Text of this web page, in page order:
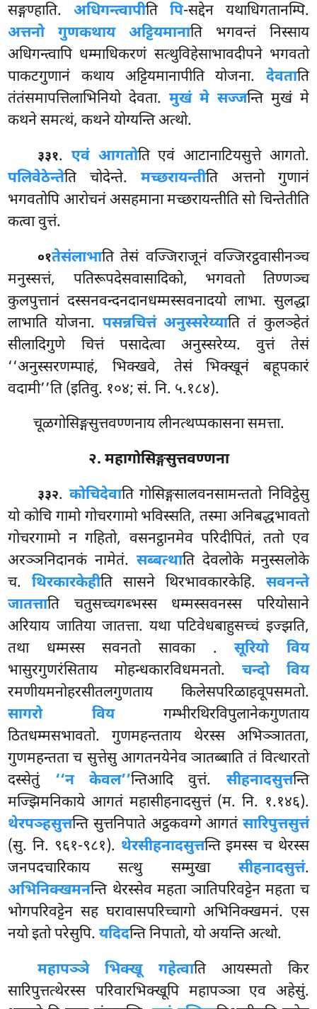
सङ्गण्हाति.अधिगन्त्वापीति पि-सद्देन यथाधिगतानम्पि.
अत्तनो गुणकथाय अट्टियमानाति भगवन्तं निस्साय
अधिगन्त्वापि धम्माधिकरणं सत्थुविहेसाभावदीपने भगवतो
पाकटगुणानं कथाय अट्टियमानापीति योजना. देवताति
तंतंसमापत्तिलाभिनियो देवता.मुखं मे सज्जन्ति मुखं मे
कथने समत्थं, कथने योग्यन्ति अत्थो.
३३१. एवं आगतोति एवं आटानाटियसुत्ते आगतो.
पलिवेठेन्तेति चोदेन्ते. मच्छरायन्तीति अत्तनो गुणानं
भगवतोपि आरोचनं असहमाना मच्छरायन्तीति सो चिन्तेतीति
कत्वा वुत्तं.
०१तेसंलाभाति तेसं वज्जिराजूनं वज्जिरट्ठवासीनञ्च
मनुस्सत्तं, पतिरूपदेसवासादिको, भगवतो तिण्णञ्च
कुलपुत्तानं दस्सनवन्दनदानधम्मस्सवनादयो लाभा. सुलद्धा
लाभाति योजना. पसन्नचित्तं अनुस्सरेय्याति तं कुलञ्हेतं
सीलादिगुणे चित्तं पसादेत्वा अनुस्सरेय्य. वुत्तं तेसं
‘‘अनुस्सरणम्पाहं, भिक्खवे, तेसं भिक्खूनं बहूपकारं
वदामी’’ति (इतिवु. १०४; सं. नि. ५.१८४).
चूळगोसिङ्गसुत्तवण्णनाय लीनत्थप्पकासना समत्ता.
२. महागोसिङ्गसुत्तवण्णना
३३२. कोचिदेवातिगोसिङ्गसालवनसामन्ततो निविट्ठेसु
यो कोचि गामो गोचरगामो भविस्सति, तस्मा अनिबद्धभावतो
गोचरगामो न गहितो, वसनट्ठानमेव परिदीपितं, ततो एव
अरञ्ञनिदानकं नामेतं. सब्बत्थाति देवलोके मनुस्सलोके
च.थिरकारकेहीति सासने थिरभावकारकेहि. सवनन्ते
जातत्ताति चतुसच्चगब्भस्स धम्मस्सवनस्स परियोसाने
अरियाय जातिया जातत्ता. यथा पटिवेधबाहुसच्चं इज्झति,
तथा धम्मस्स सवनतो सावका .सूरियो विय
भासुरगुणरंसिताय मोहन्धकारविधमनतो. चन्दो विय
रमणीयमनोहरसीतलगुणताय किलेसपरिळाहवूपसमतो.
सागरो वियगम्भीरथिरविपुलानेकगुणताय
ठितधम्मसभावतो. गुणमहन्तताय थेरस्स अभिञ्ञातता,
गुणमहन्तता च सुत्तेसु आगतनयेनेव ञातब्बाति तं वित्थारतो
दस्सेतुं ‘‘न केवल’’न्तिआदि वुत्तं. सीहनादसुत्तन्ति
मज्झिमनिकाये आगतं महासीहनादसुत्तं (म. नि. १.१४६).
थेरपञ्हसुत्तन्ति सुत्तनिपाते अट्ठकवग्गे आगतं सारिपुत्तसुत्तं
(सु. नि. ९६१-९८१). थेरसीहनादसुत्तन्ति इमस्स च थेरस्स
जनपदचारिकाय सत्थु सम्मुखा सीहनादसुत्तं.
अभिनिक्खमनन्ति थेरस्सेव महता ञातिपरिवट्टेन महता च
भोगपरिवट्टेन सह घरावासपरिच्चागो अभिनिक्खमनं. एस
नयो इतो परेसुपि.यदिदन्ति निपातो, यो अयन्ति अत्थो.
महापञ्ञे भिक्खू गहेत्वाति आयस्मतो किर
सारिपुत्तत्थेरस्स परिवारभिक्खूपि महापञ्ञा एव अहेसुं.